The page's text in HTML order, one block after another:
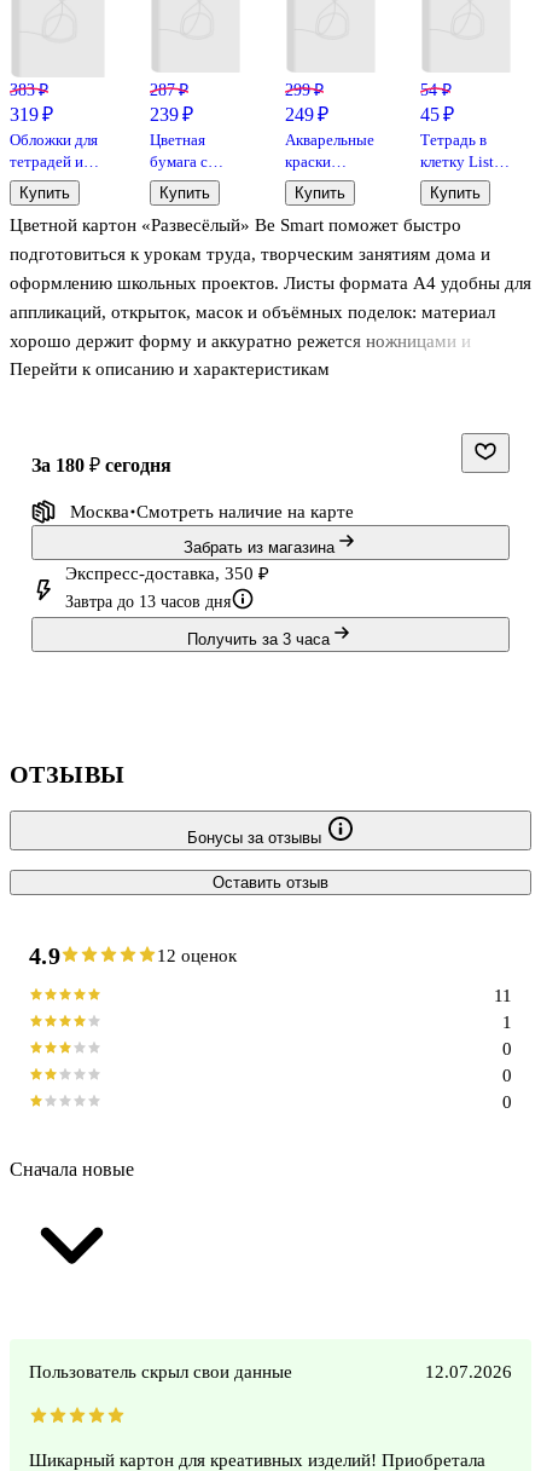
Цветной картон «Развесёлый» Be Smart поможет быстро
подготовиться к урокам труда, творческим занятиям дома и
оформлению школьных проектов. Листы формата А4 удобны для
аппликаций, открыток, масок и объёмных поделок: материал
хорошо держит форму и аккуратно режется ножницами и
канцелярским ножом. Дизайнерский принт добавляет работе
с собой.
Перейти к описанию и характеристикам
383 ₽
319 ₽
Обложки для
тетрадей и
дневников,
100 мкм,
209х350 мм,
Топ-Спин, 10
Купить
287 ₽
239 ₽
Цветная
бумага с
блёстками 5
цветов 5
листов А4,
Art idea
Купить
299 ₽
249 ₽
Акварельные
краски
«Мультики»
12 цветов,
Гамма
Купить
54 ₽
45 ₽
Тетрадь в
клетку Listoff
«Классическая
серия» в
ассортименте,
12 листов
Купить
за 180 ₽ сегодня
Москва Смотреть наличие на карте
Забрать из магазина
Экспресс-доставка, 350 ₽
Завтра до 13 часов дня
Получить за 3 часа
ОТЗЫВЫ
Бонусы за отзывы
Оставить отзыв
4.9 12 оценок
0
0
0
1
11
Сначала новые
Пользователь скрыл свои данные 12.07.2026
Шикарный картон для креативных изделий! Приобретала